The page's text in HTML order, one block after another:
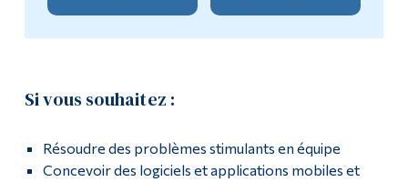
Si vous souhaitez :
Résoudre des problèmes stimulants en équipe
Concevoir des logiciels et applications mobiles et